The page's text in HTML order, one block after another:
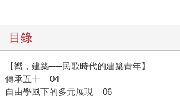
目錄
【嚮，建築──民歌時代的建築青年】
傳承五十 04
自由學風下的多元展現 06